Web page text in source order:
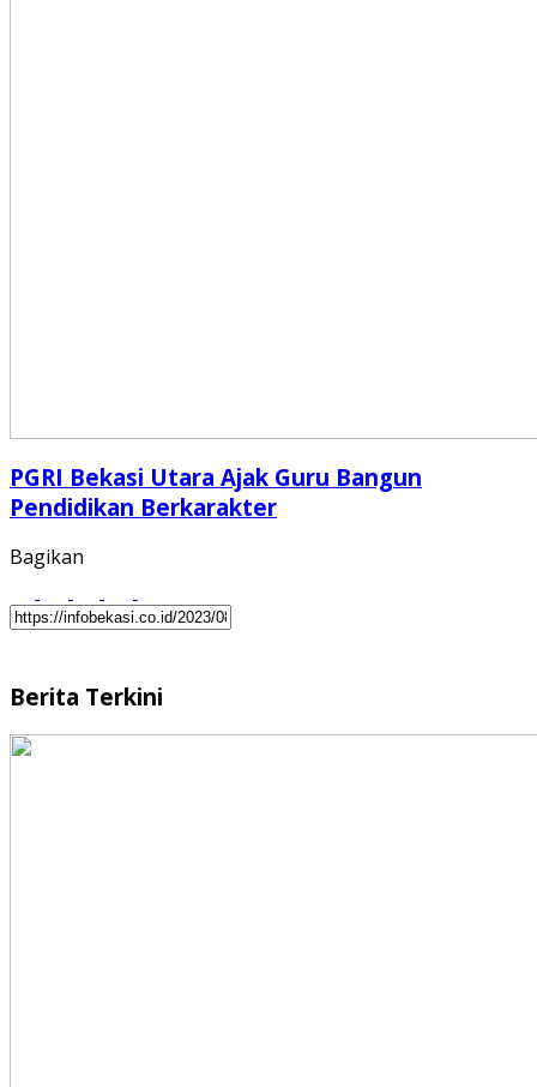
PGRI Bekasi Utara Ajak Guru Bangun
Pendidikan Berkarakter
Bagikan
Berita Terkini